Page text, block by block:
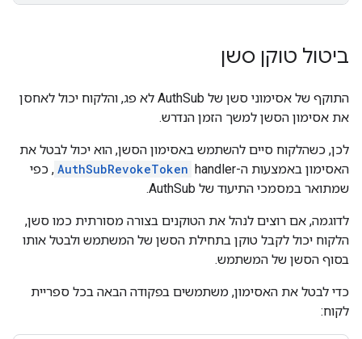
ביטול טוקן סשן
התוקף של אסימוני סשן של AuthSub לא פג, והלקוח יכול לאחסן
את אסימון הסשן למשך הזמן הנדרש.
לכן, כשהלקוח סיים להשתמש באסימון הסשן, הוא יכול לבטל את
האסימון באמצעות ה-handler‏
AuthSubRevokeToken , כפי
שמתואר במסמכי התיעוד של AuthSub.
לדוגמה, אם רוצים לנהל את הטוקנים בצורה מסורתית כמו סשן,
הלקוח יכול לקבל טוקן בתחילת הסשן של המשתמש ולבטל אותו
בסוף הסשן של המשתמש.
כדי לבטל את האסימון, משתמשים בפקודה הבאה בכל ספריית
לקוח: